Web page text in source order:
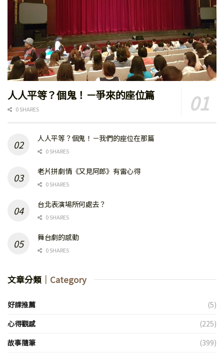
人人平等？個鬼！－爭來的座位篇
0 SHARES
人人平等？個鬼！－我們的座位在那篇
0 SHARES
老片拼劇情《又見阿郎》有雷心得
0 SHARES
台北表演場所何處去？
0 SHARES
舞台劇的感動
0 SHARES
文章分類 ｜Category
好課推薦
(5)
心得觀感
(225)
故事隨筆
(399)